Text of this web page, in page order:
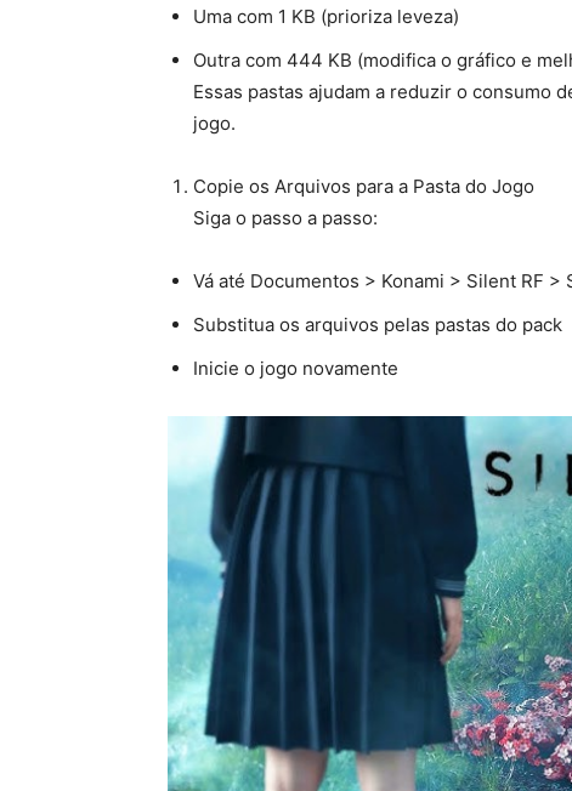
Uma com 1 KB (prioriza leveza)
Outra com 444 KB (modifica o gráfico e
Essas pastas ajudam a reduzir o consumo
jogo.
Copie os Arquivos para a Pasta do Jogo
Siga o passo a passo:
Vá até Documentos > Konami > Silent RF >
Substitua os arquivos pelas pastas do pack
Inicie o jogo novamente